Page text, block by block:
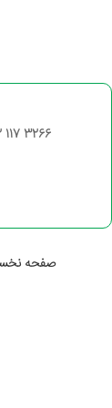
117 3266
صفحه